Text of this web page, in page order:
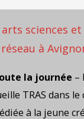
sciences
à
la journée –
TRAS dans le
à la jeune